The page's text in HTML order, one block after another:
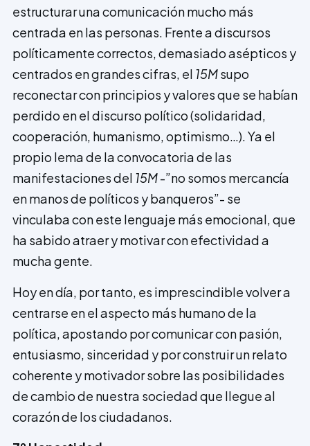
estructurar una comunicación mucho más
centrada en las personas. Frente a discursos
políticamente correctos, demasiado asépticos y
centrados en grandes cifras, el 15Msupo
reconectar con principios y valores que se habían
perdido en el discurso político (solidaridad,
coope­ración, humanismo, optimismo…). Ya el
propio lema de la convocatoria de las
manifestaciones del 15M-”no somos mercancía
en manos de políticos y banqueros”- se
vinculaba con este lenguaje más emocional, que
ha sabido atraer y motivar con efectividad a
mucha gente.
Hoy en día, por tanto, es imprescindible volver a
centrarse en el aspecto más humano de la
política, apostando por comunicar con pasión,
entusiasmo, sinceridad y por construir un relato
coherente y motivador sobre las posibilidades
de cambio de nuestra sociedad que llegue al
corazón de los ciudadanos.